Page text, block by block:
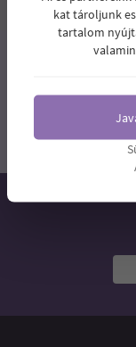
kat tároljunk
tartalom